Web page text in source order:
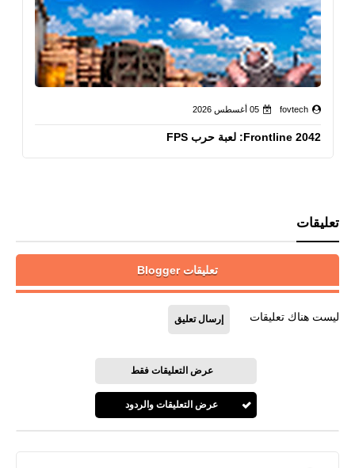
fovtech 05 أغسطس 2026
Frontline 2042: لعبة حرب FPS
تعليقات
تعليقات Blogger
ليست هناك تعليقات إرسال تعليق
عرض التعليقات فقط
عرض التعليقات والردود